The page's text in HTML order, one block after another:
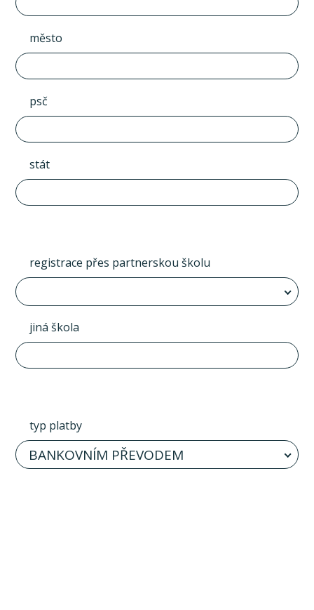
město
psč
stát
registrace přes partnerskou školu
jiná škola
typ platby
BANKOVNÍM PŘEVODEM